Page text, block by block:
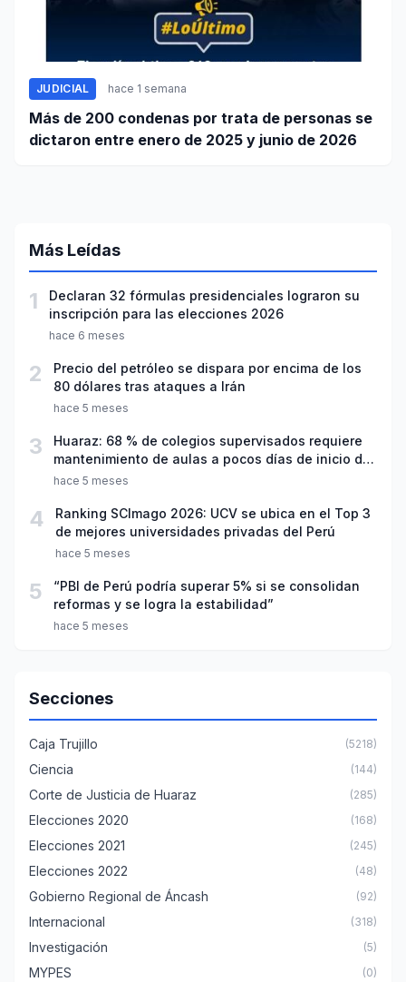
JUDICIAL hace 1 semana
Más de 200 condenas por trata de personas se
dictaron entre enero de 2025 y junio de 2026
Más Leídas
1
Declaran 32 fórmulas presidenciales lograron su
inscripción para las elecciones 2026
hace 6 meses
2
Precio del petróleo se dispara por encima de los
80 dólares tras ataques a Irán
hace 5 meses
3
Huaraz: 68 % de colegios supervisados requiere
mantenimiento de aulas a pocos días de inicio del
año escolar 2026
hace 5 meses
4
Ranking SCImago 2026: UCV se ubica en el Top 3
de mejores universidades privadas del Perú
hace 5 meses
5
“PBI de Perú podría superar 5% si se consolidan
reformas y se logra la estabilidad”
hace 5 meses
Secciones
Caja Trujillo (5218)
Ciencia (144)
Corte de Justicia de Huaraz (285)
Elecciones 2020 (168)
Elecciones 2021 (245)
Elecciones 2022 (48)
Gobierno Regional de Áncash (92)
Internacional (318)
Investigación (5)
MYPES (0)